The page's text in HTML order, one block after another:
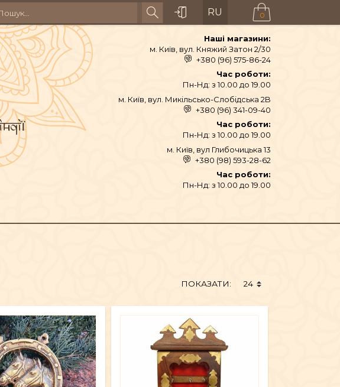
RU 0
Наші магазини:
м. Київ, вул. Княжий Затон 2/30
+380 (96) 575-86-24
Час роботи:
Пн-Нд: з 10.00 до 19.00
м. Київ, вул. Микільсько-Слобідська 2B
+380 (96) 341-09-40
Час роботи:
Пн-Нд: з 10.00 до 19.00
м. Київ, вул Глибочицька 13
+380 (98) 593-28-62
Час роботи:
Пн-Нд: з 10.00 до 19.00
ЧАШІ ТА ДЗВОНИ
МЕБЛІ
ПОКАЗАТИ: